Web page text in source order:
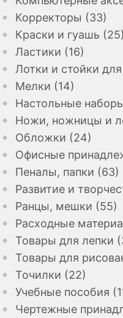
Корректоры (33)
Краски и гуашь (25)
Ластики (16)
Лотки и стойки
Мелки (14)
Настольные
Ножи, ножницы и
Обложки (24)
Офисные
Пеналы, папки (63)
Развитие и
Ранцы, мешки (55)
Расходные
Товары для лепки
Товары для
Точилки (22)
Учебные пособия
Чертежные